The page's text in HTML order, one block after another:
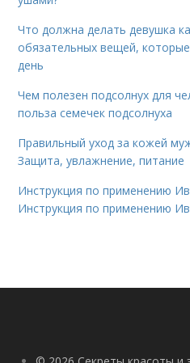
Что должна делать девушка
обязательных вещей,
день
Чем полезен подсолнух для
польза семечек подсолнуха
Правильный уход за кожей
Защита, увлажнение, питание
Инструкция по применению
Инструкция по применению